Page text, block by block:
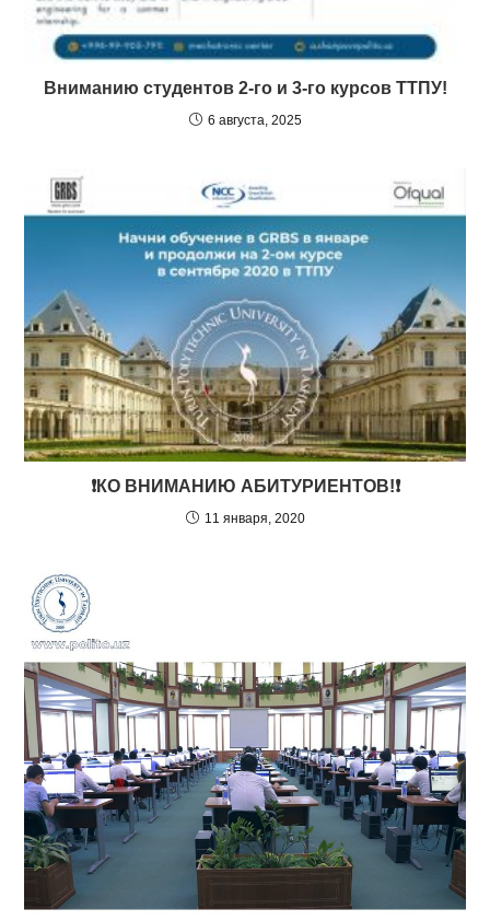
Вниманию студентов 2-го и 3-го курсов ТТПУ!
6 августа, 2025
❗️КО ВНИМАНИЮ АБИТУРИЕНТОВ!❗️
11 января, 2020